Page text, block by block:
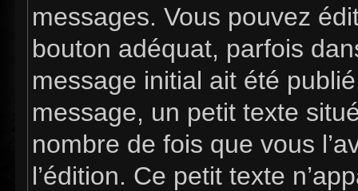
messages. Vous pouvez
bouton adéquat, parfois
message initial ait été
message, un petit texte
nombre de fois que vous
l’édition. Ce petit texte